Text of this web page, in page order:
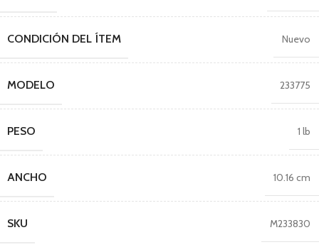
CONDICIÓN DEL ÍTEM Nuevo
MODELO 233775
PESO 1 lb
ANCHO 10.16 cm
SKU M233830